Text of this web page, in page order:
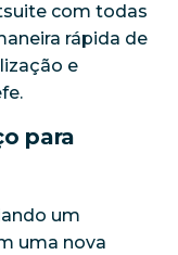
com todas
rápida de
e
para
um
uma nova